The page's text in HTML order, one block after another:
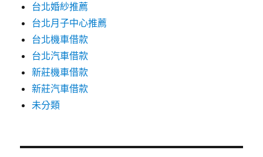
台北婚紗推薦
台北月子中心推薦
台北機車借款
台北汽車借款
新莊機車借款
新莊汽車借款
未分類